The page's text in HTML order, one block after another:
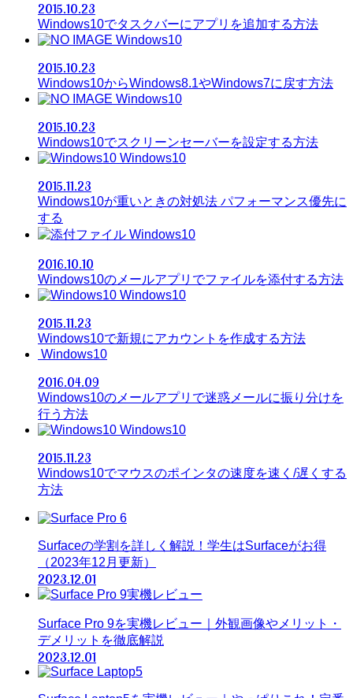
2015.10.23
Windows10でタスクバーにアプリを追加する方法
Windows10
2015.10.23
Windows10からWindows8.1やWindows7に戻す方法
Windows10
2015.10.23
Windows10でスクリーンセーバーを設定する方法
Windows10
2015.11.23
Windows10が重いときの対処法 パフォーマンス優先に
する
Windows10
2016.10.10
Windows10のメールアプリでファイルを添付する方法
Windows10
2015.11.23
Windows10で新規にアカウントを作成する方法
Windows10
2016.04.09
Windows10のメールアプリで迷惑メールに振り分けを
行う方法
Windows10
2015.11.23
Windows10でマウスのポインタの速度を速く/遅くする
方法
Surfaceの学割を詳しく解説！学生はSurfaceがお得
（2023年12月更新）
2023.12.01
Surface Pro 9を実機レビュー｜外観画像やメリット・
デメリットを徹底解説
2023.12.01